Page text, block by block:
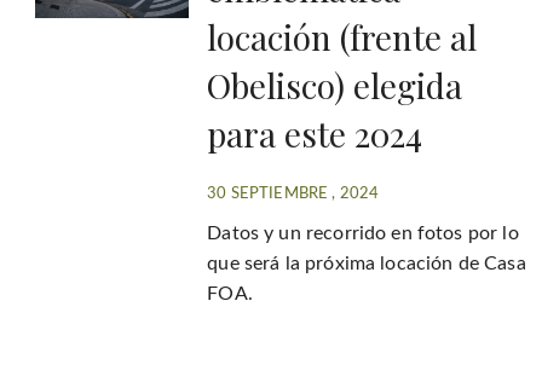
locación (frente al
Obelisco) elegida
para este 2024
30 SEPTIEMBRE , 2024
Datos y un recorrido en fotos por lo
que será la próxima locación de Casa
FOA.